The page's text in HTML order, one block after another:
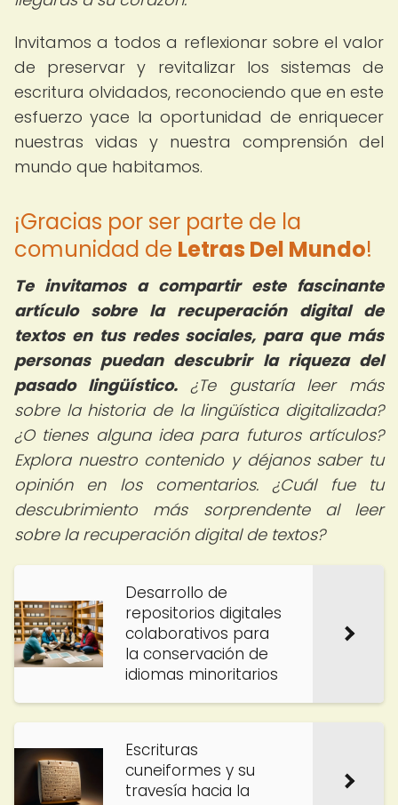
Invitamos a todos a reflexionar sobre el valor
de preservar y revitalizar los sistemas de
escritura olvidados, reconociendo que en este
esfuerzo yace la oportunidad de enriquecer
nuestras vidas y nuestra comprensión del
mundo que habitamos.
¡Gracias por ser parte de la
comunidad de Letras Del Mundo!
Te invitamos a compartir este fascinante
artículo sobre la recuperación digital de
textos en tus redes sociales, para que más
personas puedan descubrir la riqueza del
pasado lingüístico.¿Te gustaría leer más
sobre la historia de la lingüística digitalizada?
¿O tienes alguna idea para futuros artículos?
Explora nuestro contenido y déjanos saber tu
opinión en los comentarios. ¿Cuál fue tu
descubrimiento más sorprendente al leer
sobre la recuperación digital de textos?
Desarrollo de
repositorios digitales
colaborativos para
la conservación de
idiomas minoritarios
Escrituras
cuneiformes y su
travesía hacia la